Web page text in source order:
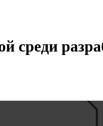
среди